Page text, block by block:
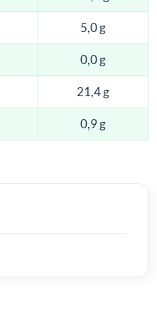
5,0 g
0,0 g
21,4 g
0,9 g